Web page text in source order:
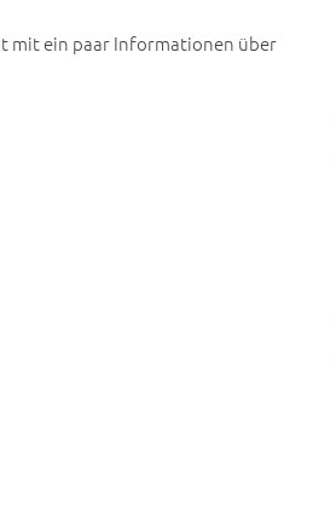
mit ein paar Informationen über